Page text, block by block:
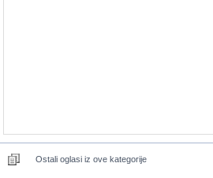
Ostali oglasi iz ove kategorije